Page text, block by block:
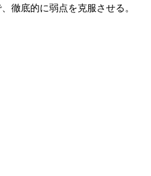
徹底的に弱点を克服させる。